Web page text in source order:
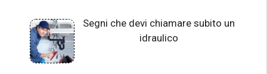
Segni che devi chiamare subito un
idraulico